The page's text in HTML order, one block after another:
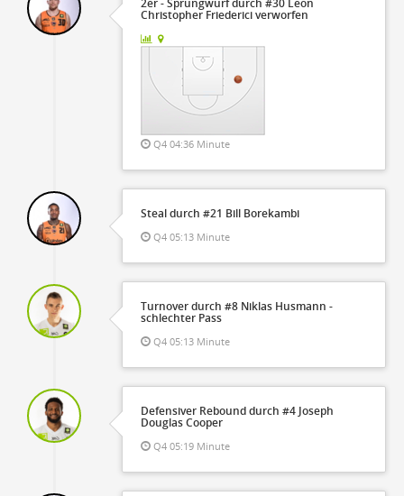
Christopher Friederici verworfen
Q4 04:36 Minute
Steal durch #21 Bill Borekambi
Q4 05:13 Minute
Turnover durch #8 Niklas Husmann -
schlechter Pass
Q4 05:13 Minute
Defensiver Rebound durch #4 Joseph
Douglas Cooper
Q4 05:19 Minute